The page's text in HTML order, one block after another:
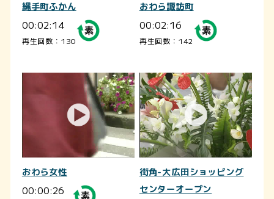
縄手町ふかん
00:02:14
再生回数：130
おわら諏訪町
00:02:16
再生回数：142
おわら女性
00:00:26
街角-大広田ショッピング
センターオープン